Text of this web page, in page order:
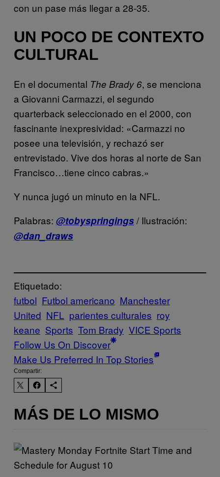
con un pase más llegar a 28-35.
UN POCO DE CONTEXTO
CULTURAL
En el documental The Brady 6, se menciona
a Giovanni Carmazzi, el segundo
quarterback seleccionado en el 2000, con
fascinante inexpresividad: «Carmazzi no
posee una televisión, y rechazó ser
entrevistado. Vive dos horas al norte de San
Francisco…tiene cinco cabras.»
Y nunca jugó un minuto en la NFL.
Palabras: @tobyspringings/ Ilustración:
@dan_draws
Etiquetado:
futbol Futbol americano Manchester
United NFL parientes culturales roy
keane Sports Tom Brady VICE Sports
Follow Us On Discover
Make Us Preferred In Top Stories
Compartir:
MÁS DE LO MISMO